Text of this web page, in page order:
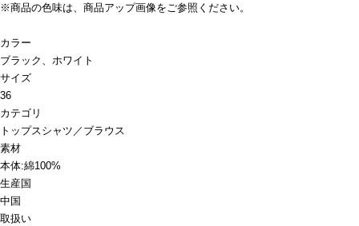
※商品の色味は、商品アップ画像をご参照ください。
カラー
ブラック、ホワイト
サイズ
36
カテゴリ
トップスシャツ／ブラウス
素材
本体:綿100%
生産国
中国
取扱い